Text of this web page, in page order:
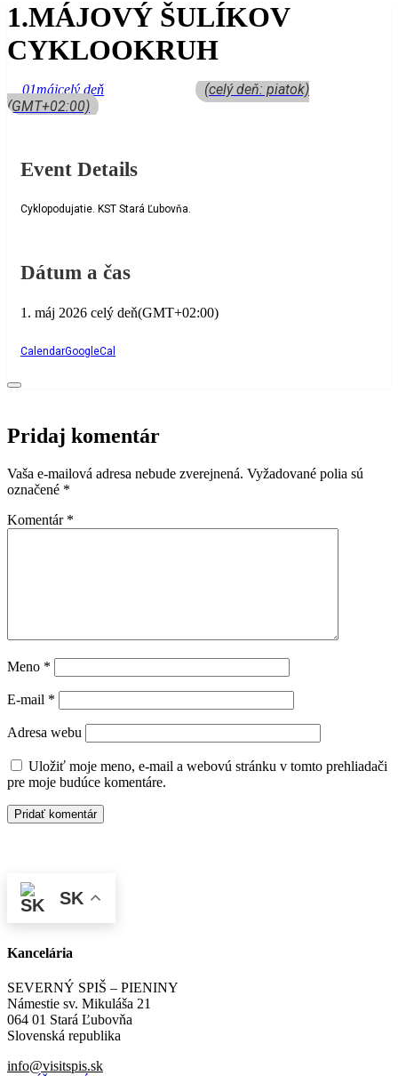
1.MÁJOVÝ ŠULÍKOV
CYKLOOKRUH
01májcelý deň
(celý deň: piatok)
(GMT+02:00)
Event Details
Cyklopodujatie. KST Stará Ľubovňa.
Dátum a čas
1. máj 2026 celý deň(GMT+02:00)
CalendarGoogleCal
Pridaj komentár
Vaša e-mailová adresa nebude zverejnená. Vyžadované polia sú
označené *
Komentár *
Meno *
E-mail *
Adresa webu
Uložiť moje meno, e-mail a webovú stránku v tomto prehliadači
pre moje budúce komentáre.
SK
Kancelária
SEVERNÝ SPIŠ – PIENINY
Námestie sv. Mikuláša 21
064 01 Stará Ľubovňa
Slovenská republika
info@visitspis.sk